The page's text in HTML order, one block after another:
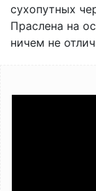
сухопутных
Праслена на
ничем не